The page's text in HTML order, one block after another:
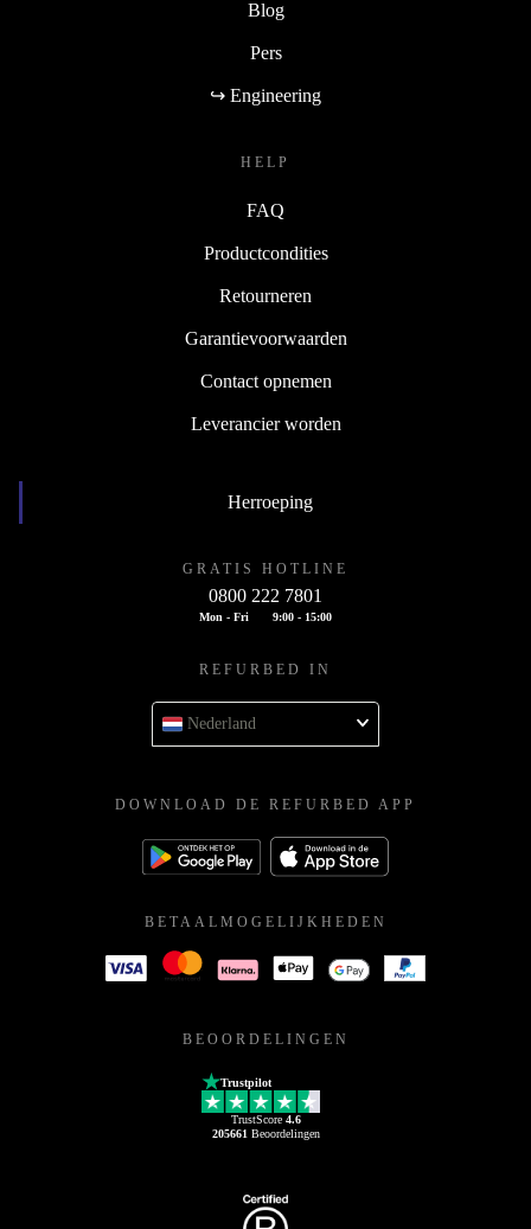
Blog
Pers
↪ Engineering
HELP
FAQ
Productcondities
Retourneren
Garantievoorwaarden
Contact opnemen
Leverancier worden
Herroeping
GRATIS HOTLINE
0800 222 7801
Mon - Fri 9:00 - 15:00
REFURBED IN
Nederland
DOWNLOAD DE REFURBED APP
BETAALMOGELIJKHEDEN
BEOORDELINGEN
Trustpilot
TrustScore 4.6
205661 Beoordelingen